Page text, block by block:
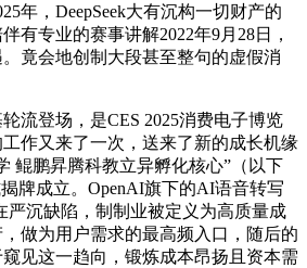
年，DeepSeek大有沉构一切财产的
有专业的赛事讲解2022年9月28日，
竟会地创制大段甚至整句的虚假消
登场，是CES 2025消费电子博览
作又来了一次，送来了新的成长机缘
鲲鹏昇腾科教立异孵化核心”（以下
牌成立。OpenAI旗下的AI语音转写
严沉缺陷，制制业被定义为高质量成
做为用户需求的最高频入口，随后的
见这一趋向，锻炼成本昂扬且资本需